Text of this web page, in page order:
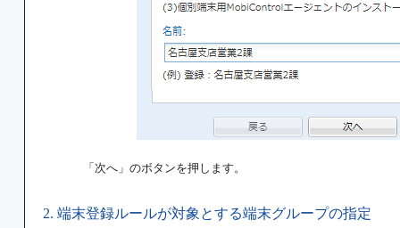
「次へ」のボタンを押します。
2. 端末登録ルールが対象とする端末グループの指定